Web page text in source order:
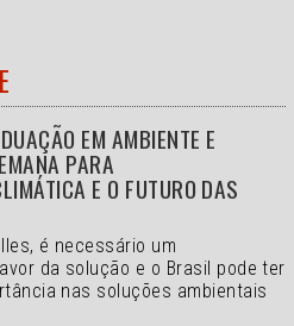
EM AMBIENTE E
PARA
E O FUTURO DAS
é necessário um
da solução e o Brasil pode ter
nas soluções ambientais